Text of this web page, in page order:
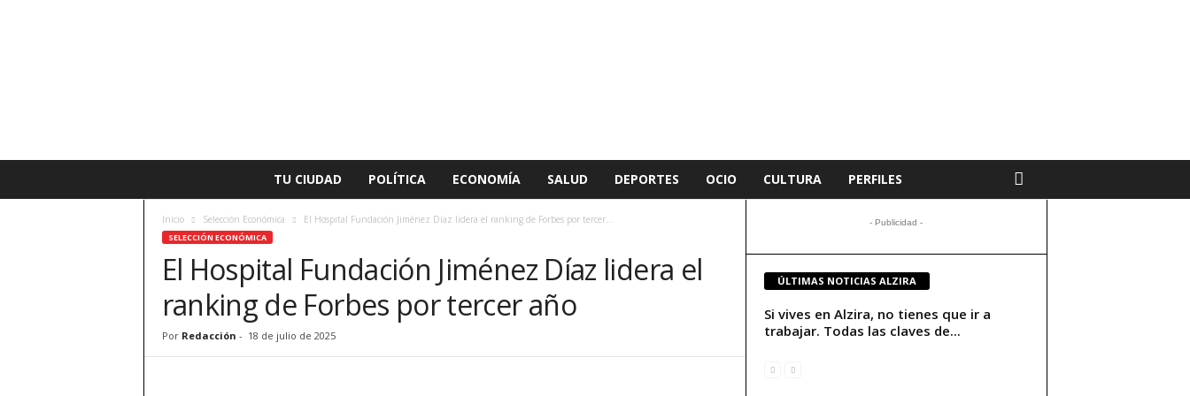
TU CIUDAD POLÍTICA ECONOMÍA SALUD DEPORTES OCIO CULTURA PERFILES
Inicio Selección Económica El Hospital Fundación Jiménez Díaz lidera el ranking de Forbes por tercer...
SELECCIÓN ECONÓMICA
El Hospital Fundación Jiménez Díaz lidera el
ranking de Forbes por tercer año
Por Redacción - 18 de julio de 2025
- Publicidad -
ÚLTIMAS NOTICIAS ALZIRA
Si vives en Alzira, no tienes que ir a
trabajar. Todas las claves de...